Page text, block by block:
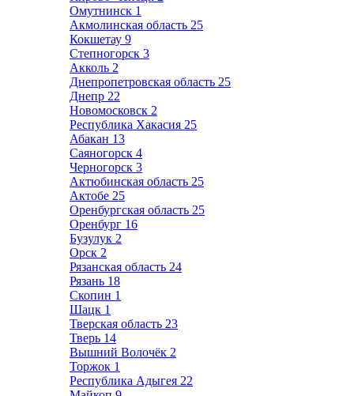
Омутнинск 1
Акмолинская область 25
Кокшетау 9
Степногорск 3
Акколь 2
Днепропетровская область 25
Днепр 22
Новомосковск 2
Республика Хакасия 25
Абакан 13
Саяногорск 4
Черногорск 3
Актюбинская область 25
Актобе 25
Оренбургская область 25
Оренбург 16
Бузулук 2
Орск 2
Рязанская область 24
Рязань 18
Скопин 1
Шацк 1
Тверская область 23
Тверь 14
Вышний Волочёк 2
Торжок 1
Республика Адыгея 22